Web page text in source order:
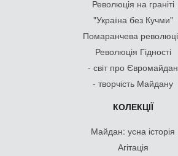
Революція на граніті
"Україна без Кучми"
Помаранчева
Революція Гідності
- світ про Євромайдан
- творчість Майдану
КОЛЕКЦІЇ
Майдан: усна історія
Агітація